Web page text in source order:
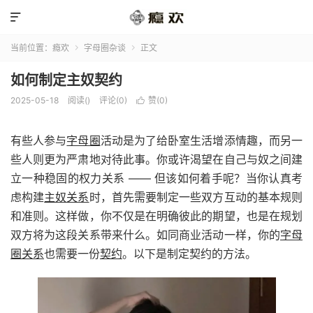

当前位置： 瘾欢  字母圈杂谈  正文
如何制定主奴契约
2025-05-18 阅读() 评论(0)  赞(0)
有些人参与字母圈活动是为了给卧室生活增添情趣，而另一
些人则更为严肃地对待此事。你或许渴望在自己与奴之间建
立一种稳固的权力关系 —— 但该如何着手呢？当你认真考
虑构建主奴关系时，首先需要制定一些双方互动的基本规则
和准则。这样做，你不仅是在明确彼此的期望，也是在规划
双方将为这段关系带来什么。如同商业活动一样，你的字母
圈关系也需要一份契约。以下是制定契约的方法。